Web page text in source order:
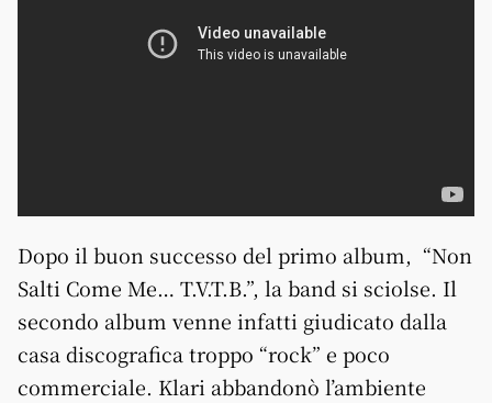
Dopo il buon successo del primo album, “Non
Salti Come Me… T.V.T.B.”, la band si sciolse. Il
secondo album venne infatti giudicato dalla
casa discografica troppo “rock” e poco
commerciale. Klari abbandonò l’ambiente